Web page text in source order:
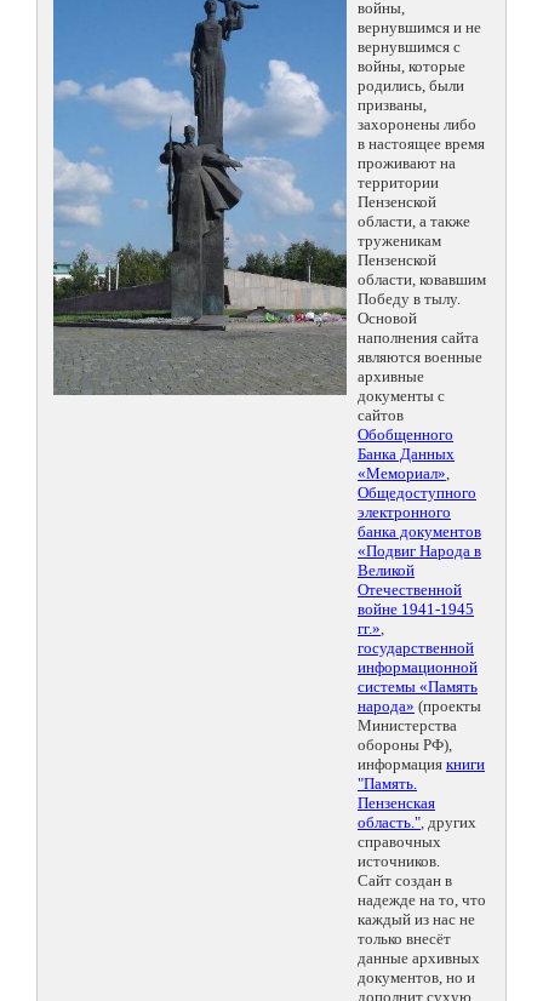
войны,
вернувшимся и не
вернувшимся с
войны, которые
родились, были
призваны,
захоронены либо
в настоящее время
проживают на
территории
Пензенской
области, а также
труженикам
Пензенской
области, ковавшим
Победу в тылу.
Основой
наполнения сайта
являются военные
архивные
документы с
сайтов
Обобщенного
Банка Данных
«Мемориал»,
Общедоступного
электронного
банка документов
«Подвиг Народа в
Великой
Отечественной
войне 1941-1945
гг.»,
государственной
информационной
системы «Память
народа» (проекты
Министерства
обороны РФ),
информация книги
"Память.
Пензенская
область.", других
справочных
источников.
Сайт создан в
надежде на то, что
каждый из нас не
только внесёт
данные архивных
документов, но и
дополнит сухую